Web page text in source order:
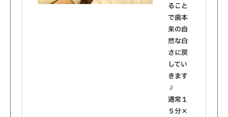
ること
で歯本
来の自
然な白
さに戻
してい
きます
♪
通常１
５分×